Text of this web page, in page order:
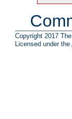
Copyright 2017
Licensed under the